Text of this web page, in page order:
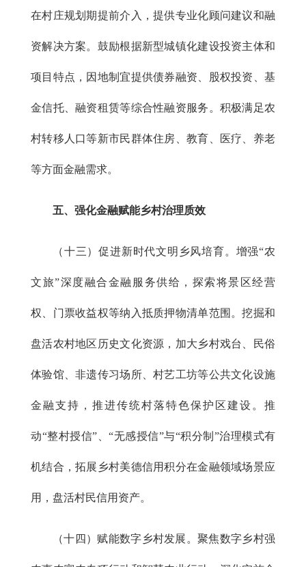
在村庄规划期提前介入，提供专业化顾问建议和融
资解决方案。鼓励根据新型城镇化建设投资主体和
项目特点，因地制宜提供债券融资、股权投资、基
金信托、融资租赁等综合性融资服务。积极满足农
村转移人口等新市民群体住房、教育、医疗、养老
等方面金融需求。
五、强化金融赋能乡村治理质效
（十三）促进新时代文明乡风培育。增强“农
文旅”深度融合金融服务供给，探索将景区经营
权、门票收益权等纳入抵质押物清单范围。挖掘和
盘活农村地区历史文化资源，加大乡村戏台、民俗
体验馆、非遗传习场所、村艺工坊等公共文化设施
金融支持，推进传统村落特色保护区建设。推
动“整村授信”、“无感授信”与“积分制”治理模式有
机结合，拓展乡村美德信用积分在金融领域场景应
用，盘活村民信用资产。
（十四）赋能数字乡村发展。聚焦数字乡村强